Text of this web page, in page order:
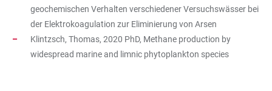
geochemischen Verhalten verschiedener Versuchswässer bei
der Elektrokoagulation zur Eliminierung von Arsen
Klintzsch, Thomas, 2020 PhD, Methane production by
widespread marine and limnic phytoplankton species